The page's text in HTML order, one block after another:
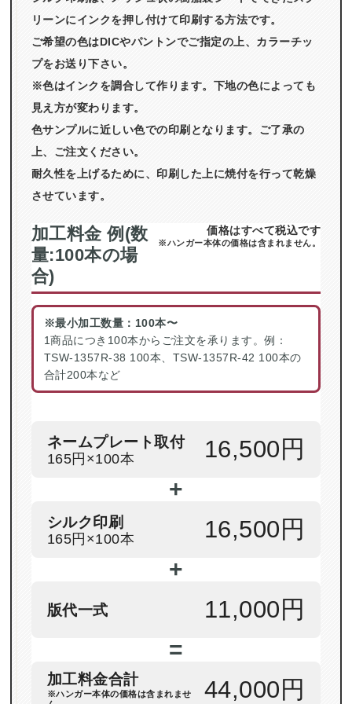
リーンにインクを押し付けて印刷する方法です。
ご希望の色はDICやパントンでご指定の上、カラーチッ
プをお送り下さい。
※色はインクを調合して作ります。下地の色によっても
見え方が変わります。
色サンプルに近しい色での印刷となります。ご了承の
上、ご注文ください。
耐久性を上げるために、印刷した上に焼付を行って乾燥
させています。
加工料金 例(数
量:100本の場
合)
価格はすべて税込です
※ハンガー本体の価格は含まれません。
※最小加工数量：100本〜
1商品につき100本からご注文を承ります。例：
TSW-1357R-38 100本、TSW-1357R-42 100本の
合計200本など
ネームプレート取付
165円×100本 16,500円
+
シルク印刷
165円×100本 16,500円
+
版代一式 11,000円
=
加工料金合計
※ハンガー本体の価格は含まれませ
44,000円